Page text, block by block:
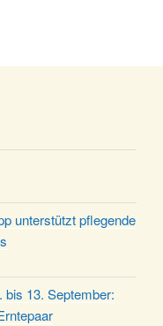
im Stadtteilhaus
im Ev.
am
Uhr
von 10-12
unterstützt pflegende
bis 13. September: